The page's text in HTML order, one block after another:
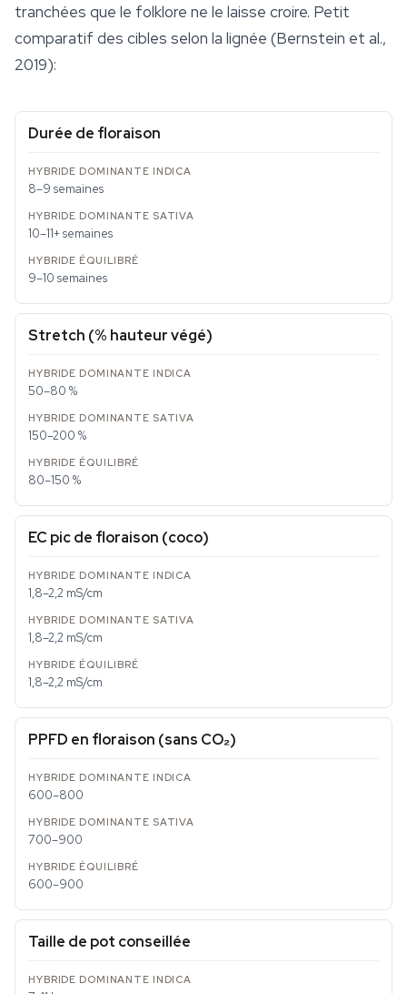
tranchées que le folklore ne le laisse croire. Petit
comparatif des cibles selon la lignée (Bernstein et al.,
2019):
Durée de floraison
8–9 semaines
10–11+ semaines
9–10 semaines
Stretch (% hauteur végé)
50–80 %
150–200 %
80–150 %
EC pic de floraison (coco)
1,8–2,2 mS/cm
1,8–2,2 mS/cm
1,8–2,2 mS/cm
PPFD en floraison (sans CO₂)
600–800
700–900
600–900
Taille de pot conseillée